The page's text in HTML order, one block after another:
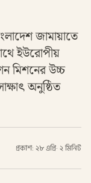
জামায়াতে
ইউরোপীয়
মিশনের উচ্চ
অনুষ্ঠিত
প্রকাশ: ২৮ এপ্রি· ২ মিনিট